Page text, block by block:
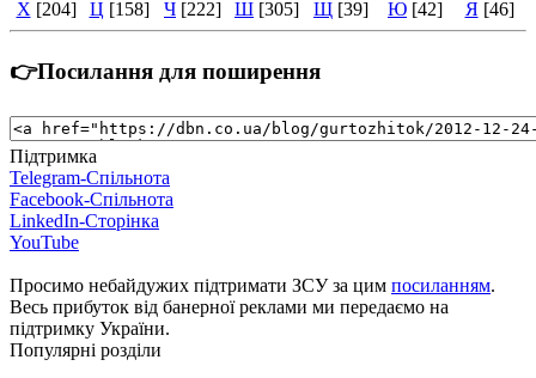
Х [204] Ц [158] Ч [222] Ш [305] Щ [39] Ю [42] Я [46]
👉Посилання для поширення
Підтримка
Telegram-Спільнота
Facebook-Спільнота
LinkedIn-Сторінка
YouTube
Просимо небайдужих підтримати ЗСУ за цим посиланням.
Весь прибуток від банерної реклами ми передаємо на
підтримку України.
Популярні розділи